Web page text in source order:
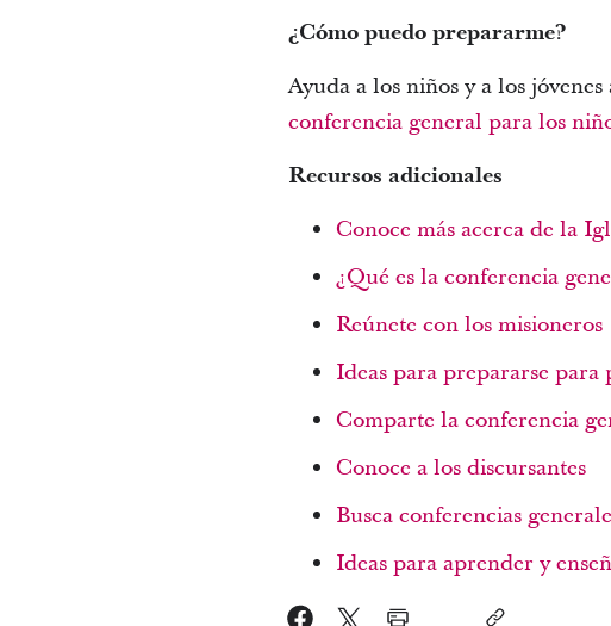
¿Cómo puedo prepararme?
Ayuda a los niños y a los
conferencia general para los
Recursos adicionales
Conoce más acerca de la
¿Qué es la conferencia
Reúnete con los misioneros
Ideas para prepararse
Comparte la conferencia
Conoce a los discursantes
Busca conferencias
Ideas para aprender y